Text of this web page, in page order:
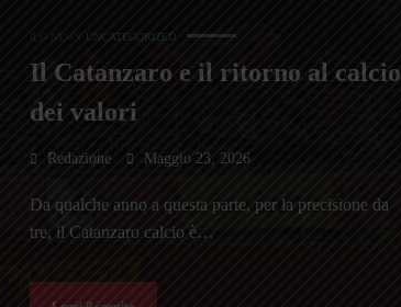
ILG NEWS UNCATEGORIZED
Il Catanzaro e il ritorno al calcio
dei valori
Redazione Maggio 23, 2026
Da qualche anno a questa parte, per la precisione da
tre, il Catanzaro calcio è…